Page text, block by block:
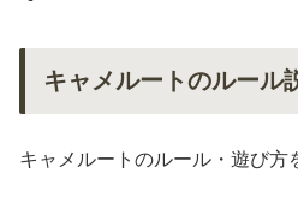
キャメルートのルール
キャメルートのルール・遊び方